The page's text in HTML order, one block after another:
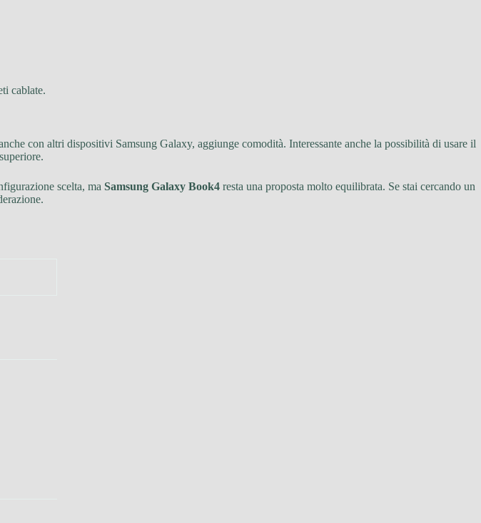
cablate.
con altri dispositivi Samsung Galaxy, aggiunge comodità. Interessante anche la possibilità di usare il
scelta, ma Samsung Galaxy Book4 resta una proposta molto equilibrata. Se stai cercando un